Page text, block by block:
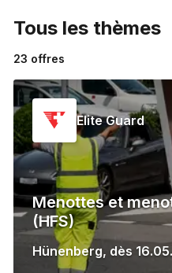
Tous les thèmes
23 offres
Elite Guard
Menottes et
(HFS)
Hünenberg, dès